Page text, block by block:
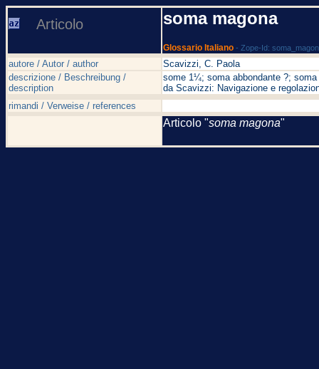
Articolo soma magona
Glossario Italiano - Zope-Id:
autore / Autor / author
Scavizzi, C. Paola
descrizione / Beschreibung /
description
some 1¼; soma abbondante ?; soma
da Scavizzi: Navigazione e
rimandi / Verweise / references
Articolo "soma magona"